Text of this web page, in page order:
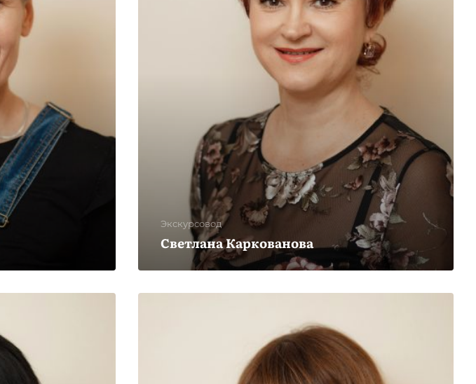
Экскурсовод
Светлана Каркованова